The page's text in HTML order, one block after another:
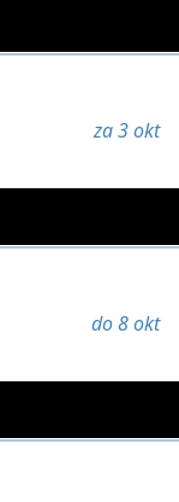
za 3 okt
do 8 okt